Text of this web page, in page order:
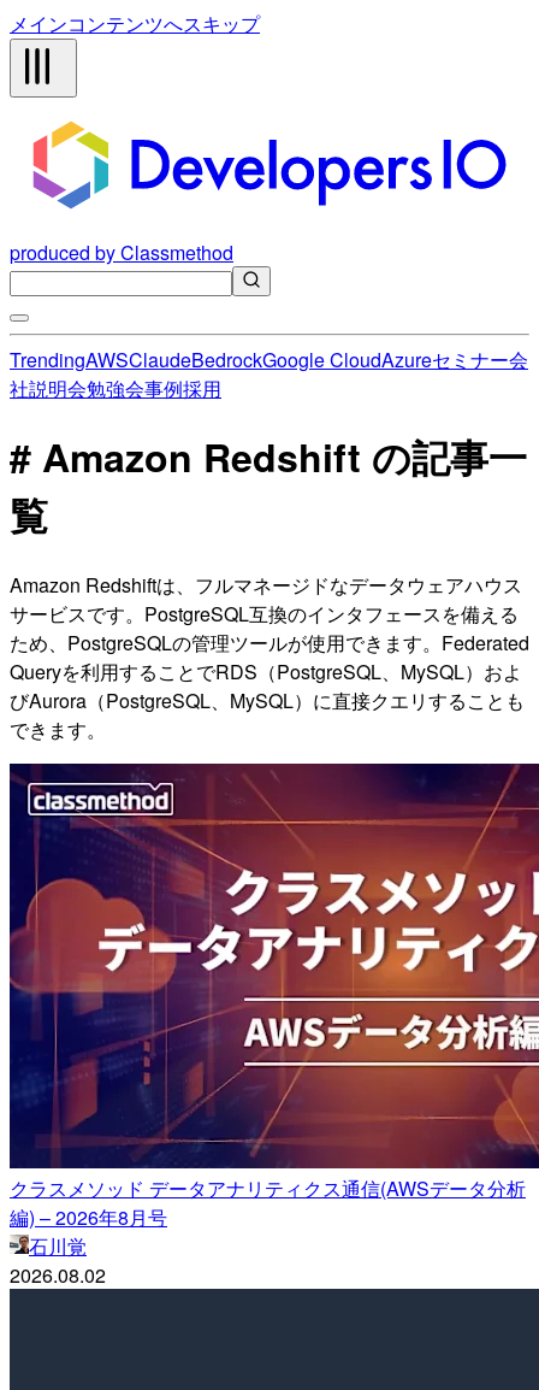
メインコンテンツへスキップ
produced by Classmethod
TrendingAWSClaudeBedrockGoogle CloudAzureセミナー会
社説明会勉強会事例採用
# Amazon Redshift の記事一
覧
Amazon Redshiftは、フルマネージドなデータウェアハウス
サービスです。PostgreSQL互換のインタフェースを備える
ため、PostgreSQLの管理ツールが使用できます。Federated
Queryを利用することでRDS（PostgreSQL、MySQL）およ
びAurora（PostgreSQL、MySQL）に直接クエリすることも
できます。
クラスメソッド データアナリティクス通信(AWSデータ分析
編) – 2026年8月号
石川覚
2026.08.02